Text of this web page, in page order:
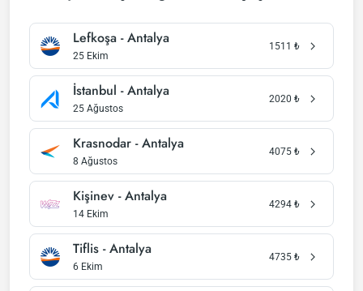
Lefkoşa - Antalya
25 Ekim
1511 ₺
İstanbul - Antalya
25 Ağustos
2020 ₺
Krasnodar - Antalya
8 Ağustos
4075 ₺
Kişinev - Antalya
14 Ekim
4294 ₺
Tiflis - Antalya
6 Ekim
4735 ₺